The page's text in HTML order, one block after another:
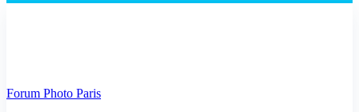
Forum Photo Paris